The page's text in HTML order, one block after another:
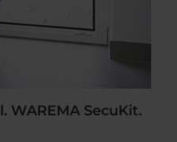
WAREMA SecuKit.